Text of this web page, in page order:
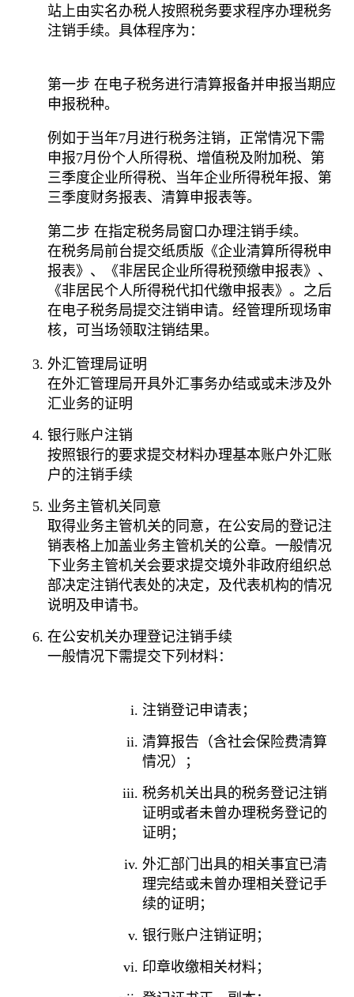
站上由实名办税人按照税务要求程序办理税务
注销手续。具体程序为：
第一步 在电子税务进行清算报备并申报当期应
申报税种。
例如于当年7月进行税务注销，正常情况下需
申报7月份个人所得税、增值税及附加税、第
三季度企业所得税、当年企业所得税年报、第
三季度财务报表、清算申报表等。
第二步 在指定税务局窗口办理注销手续。
在税务局前台提交纸质版《企业清算所得税申
报表》、《非居民企业所得税预缴申报表》、
《非居民个人所得税代扣代缴申报表》。之后
在电子税务局提交注销申请。经管理所现场审
核，可当场领取注销结果。
外汇管理局证明
在外汇管理局开具外汇事务办结或或未涉及外
汇业务的证明
银行账户注销
按照银行的要求提交材料办理基本账户外汇账
户的注销手续
业务主管机关同意
取得业务主管机关的同意，在公安局的登记注
销表格上加盖业务主管机关的公章。一般情况
下业务主管机关会要求提交境外非政府组织总
部决定注销代表处的决定，及代表机构的情况
说明及申请书。
在公安机关办理登记注销手续
一般情况下需提交下列材料：
注销登记申请表；
清算报告（含社会保险费清算
情况）；
税务机关出具的税务登记注销
证明或者未曾办理税务登记的
证明；
外汇部门出具的相关事宜已清
理完结或未曾办理相关登记手
续的证明；
银行账户注销证明；
印章收缴相关材料；